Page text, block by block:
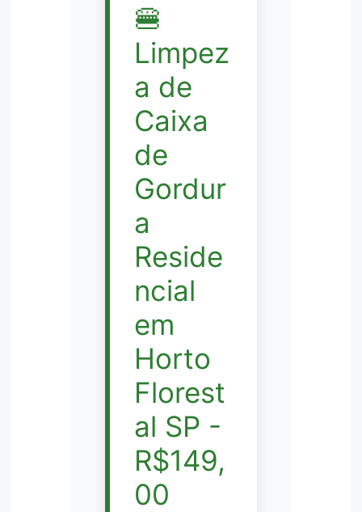
🍔
Limpez
a de
Caixa
de
Gordur
a
Reside
ncial
em
Horto
Florest
al SP -
R$149,
00